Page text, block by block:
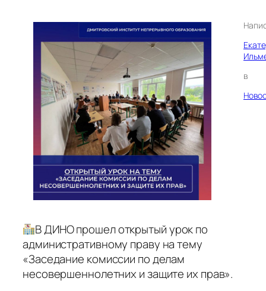
в
В ДИНО прошел открытый урок по
административному праву на тему
«Заседание комиссии по делам
несовершеннолетних и защите их прав».